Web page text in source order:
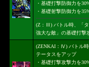
・基礎打撃防御力を
・基礎射撃防御力を
(Z：Ⅲ) バトル時、「タ
強大な敵」の基礎打撃
(ZENKAI：Ⅳ) バトル
テータスをアップ
・基礎打撃攻撃力を